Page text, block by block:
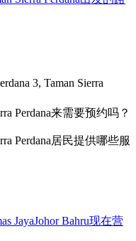
3, Taman Sierra
Perdana来需要预约吗？
Perdana居民提供哪些服
JayaJohor Bahru现在营